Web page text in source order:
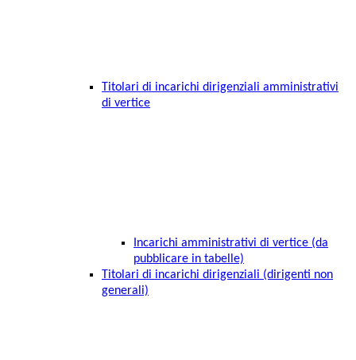
Titolari di incarichi dirigenziali amministrativi
di vertice
Incarichi amministrativi di vertice (da
pubblicare in tabelle)
Titolari di incarichi dirigenziali (dirigenti non
generali)